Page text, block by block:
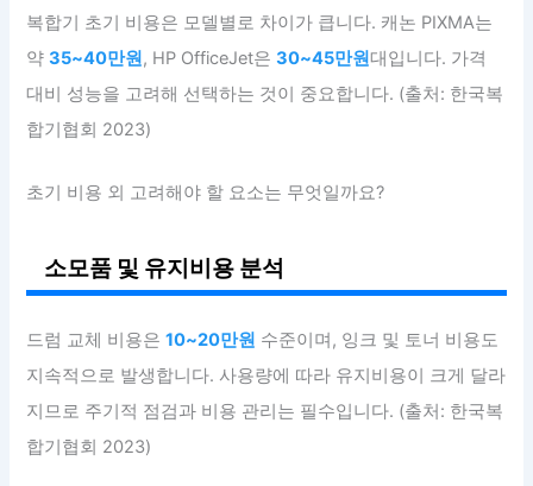
복합기 초기 비용은 모델별로 차이가 큽니다. 캐논 PIXMA는
약35~40만원, HP OfficeJet은30~45만원대입니다. 가격
대비 성능을 고려해 선택하는 것이 중요합니다. (출처: 한국복
합기협회 2023)
초기 비용 외 고려해야 할 요소는 무엇일까요?
소모품 및 유지비용 분석
드럼 교체 비용은10~20만원 수준이며, 잉크 및 토너 비용도
지속적으로 발생합니다. 사용량에 따라 유지비용이 크게 달라
지므로 주기적 점검과 비용 관리는 필수입니다. (출처: 한국복
합기협회 2023)